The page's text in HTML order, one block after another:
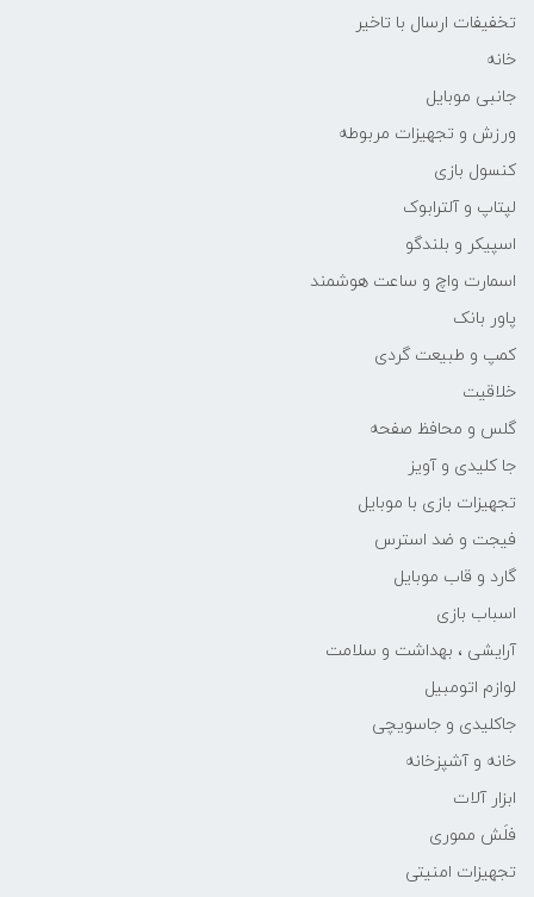
تخفیفات ارسال با تاخیر
خانه
جانبی موبایل
ورزش و تجهیزات مربوطه
کنسول بازی
لپتاپ و آلترابوک
اسپیکر و بلندگو
اسمارت واچ و ساعت هوشمند
پاور بانک
کمپ و طبیعت گردی
خلاقیت
گلس و محافظ صفحه
جا کلیدی و آویز
تجهیزات بازی با موبایل
فیجت و ضد استرس
گارد و قاب موبایل
اسباب بازی
آرایشی ، بهداشت و سلامت
لوازم اتومبیل
جاکلیدی و جاسویچی
خانه و آشپزخانه
ابزار آلات
فلَش مموری
تجهیزات امنیتی